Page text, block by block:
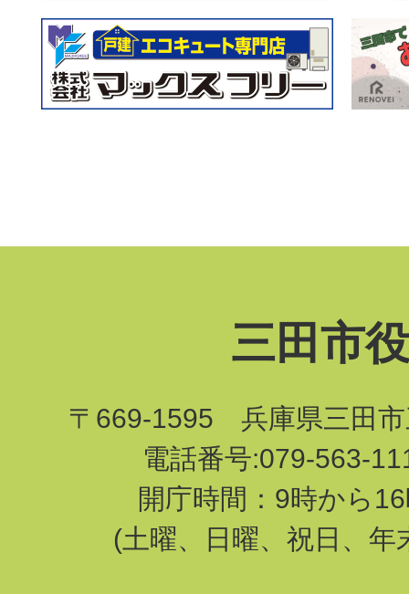
三田市
〒669-1595 兵庫県三田市
電話番号:079-563-
開庁時間：9時から
(土曜、日曜、祝日、年